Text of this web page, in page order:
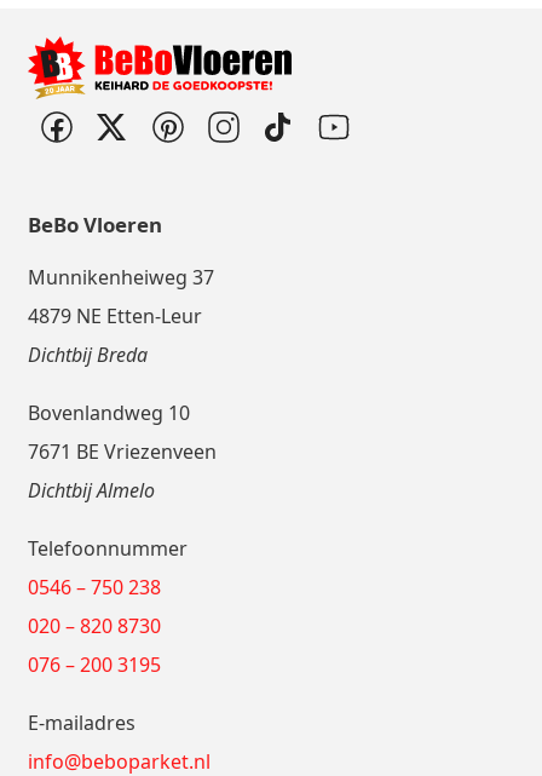
BeBo Vloeren
Munnikenheiweg 37
4879 NE Etten-Leur
Dichtbij Breda
Bovenlandweg 10
7671 BE Vriezenveen
Dichtbij Almelo
Telefoonnummer
0546 – 750 238
020 – 820 8730
076 – 200 3195
E-mailadres
info@beboparket.nl